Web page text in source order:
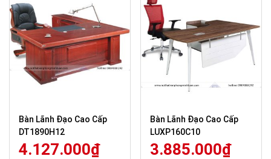
Bàn Lãnh Đạo Cao Cấp
DT1890H12
4.127.000₫
Bàn Lãnh Đạo Cao Cấp
LUXP160C10
3.885.000₫